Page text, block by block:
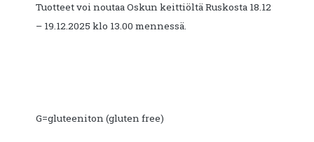
Tuotteet voi noutaa Oskun keittiöltä Ruskosta 18.12
– 19.12.2025 klo 13.00 mennessä.
G=gluteeniton (gluten free)